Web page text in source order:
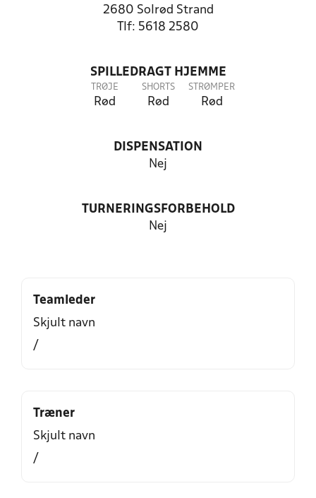
2680 Solrød Strand
Tlf: 5618 2580
SPILLEDRAGT HJEMME
TRØJE
Rød
SHORTS
Rød
STRØMPER
Rød
DISPENSATION
Nej
TURNERINGSFORBEHOLD
Nej
Teamleder
Skjult navn
/
Træner
Skjult navn
/